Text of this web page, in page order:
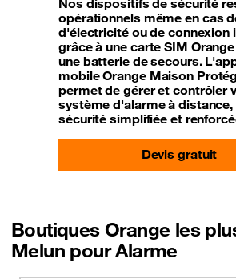
Nos dispositifs de sécurité
opérationnels même en cas
d'électricité ou de connexion
grâce à une carte SIM
une batterie de secours.
mobile Orange Maison
permet de gérer et contrôler
système d'alarme à distance,
sécurité simplifiée et
Devis gratuit
Boutiques Orange les
Melun pour Alarme